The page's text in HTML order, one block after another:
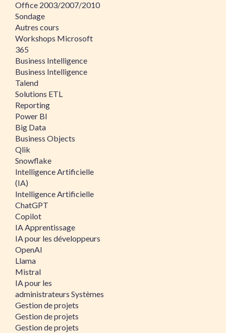
Office 2003/2007/2010
Sondage
Autres cours
Workshops Microsoft
365
Business Intelligence
Business Intelligence
Talend
Solutions ETL
Reporting
Power BI
Big Data
Business Objects
Qlik
Snowflake
Intelligence Artificielle
(IA)
Intelligence Artificielle
ChatGPT
Copilot
IA Apprentissage
IA pour les développeurs
OpenAI
Llama
Mistral
IA pour les
administrateurs Systèmes
Gestion de projets
Gestion de projets
Gestion de projets